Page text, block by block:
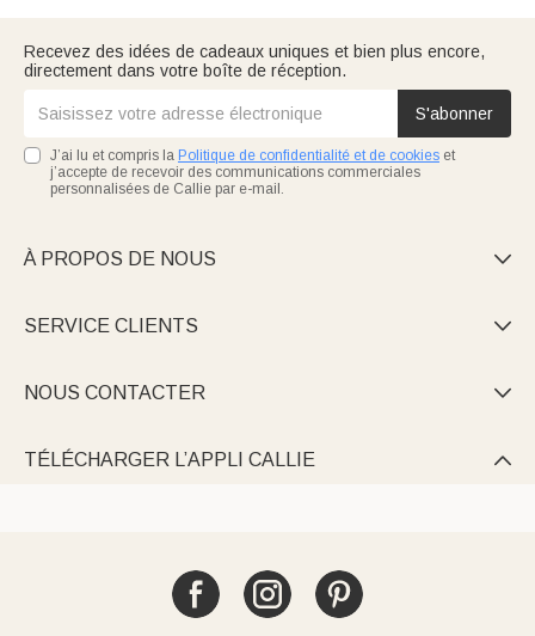
Recevez des idées de cadeaux uniques et bien plus encore,
directement dans votre boîte de réception.
S'abonner
J’ai lu et compris la Politique de confidentialité et de cookies et
j’accepte de recevoir des communications commerciales
personnalisées de Callie par e-mail.
À PROPOS DE NOUS 
SERVICE CLIENTS 
NOUS CONTACTER 
TÉLÉCHARGER L’APPLI CALLIE 